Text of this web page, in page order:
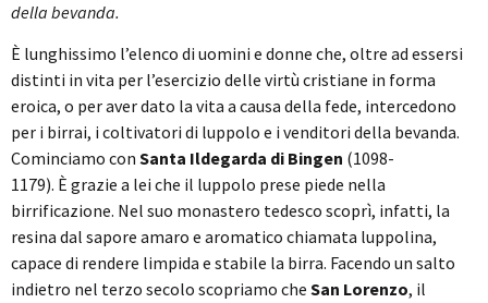
della bevanda.
È lunghissimo l’elenco di uomini e donne che, oltre ad essersi
distinti in vita per l’esercizio delle virtù cristiane in forma
eroica, o per aver dato la vita a causa della fede, intercedono
per i birrai, i coltivatori di luppolo e i venditori della bevanda.
Cominciamo con Santa Ildegarda di Bingen (1098-
1179). È grazie a lei che il luppolo prese piede nella
birrificazione. Nel suo monastero tedesco scoprì, infatti, la
resina dal sapore amaro e aromatico chiamata luppolina,
capace di rendere limpida e stabile la birra. Facendo un salto
indietro nel terzo secolo scopriamo che San Lorenzo, il